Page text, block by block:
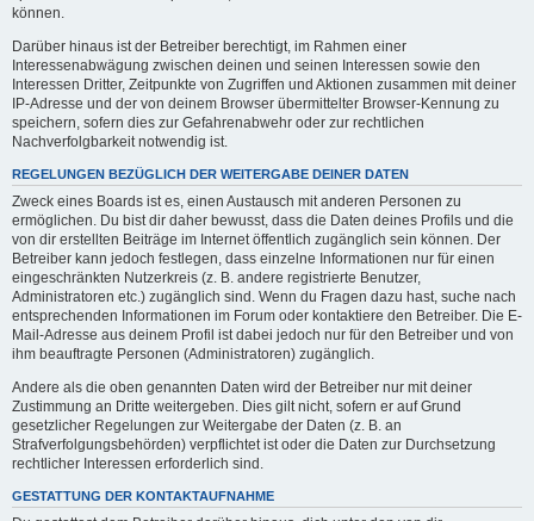
können.
Darüber hinaus ist der Betreiber berechtigt, im Rahmen einer
Interessenabwägung zwischen deinen und seinen Interessen sowie den
Interessen Dritter, Zeitpunkte von Zugriffen und Aktionen zusammen mit deiner
IP-Adresse und der von deinem Browser übermittelter Browser-Kennung zu
speichern, sofern dies zur Gefahrenabwehr oder zur rechtlichen
Nachverfolgbarkeit notwendig ist.
REGELUNGEN BEZÜGLICH DER WEITERGABE DEINER DATEN
Zweck eines Boards ist es, einen Austausch mit anderen Personen zu
ermöglichen. Du bist dir daher bewusst, dass die Daten deines Profils und die
von dir erstellten Beiträge im Internet öffentlich zugänglich sein können. Der
Betreiber kann jedoch festlegen, dass einzelne Informationen nur für einen
eingeschränkten Nutzerkreis (z. B. andere registrierte Benutzer,
Administratoren etc.) zugänglich sind. Wenn du Fragen dazu hast, suche nach
entsprechenden Informationen im Forum oder kontaktiere den Betreiber. Die E-
Mail-Adresse aus deinem Profil ist dabei jedoch nur für den Betreiber und von
ihm beauftragte Personen (Administratoren) zugänglich.
Andere als die oben genannten Daten wird der Betreiber nur mit deiner
Zustimmung an Dritte weitergeben. Dies gilt nicht, sofern er auf Grund
gesetzlicher Regelungen zur Weitergabe der Daten (z. B. an
Strafverfolgungsbehörden) verpflichtet ist oder die Daten zur Durchsetzung
rechtlicher Interessen erforderlich sind.
GESTATTUNG DER KONTAKTAUFNAHME